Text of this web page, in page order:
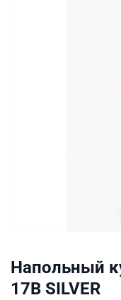
Напольный
17B SILVER